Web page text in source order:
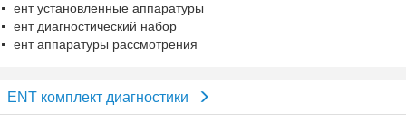
ент установленные аппаратуры
ент диагностический набор
ент аппаратуры рассмотрения
ENT комплект диагностики